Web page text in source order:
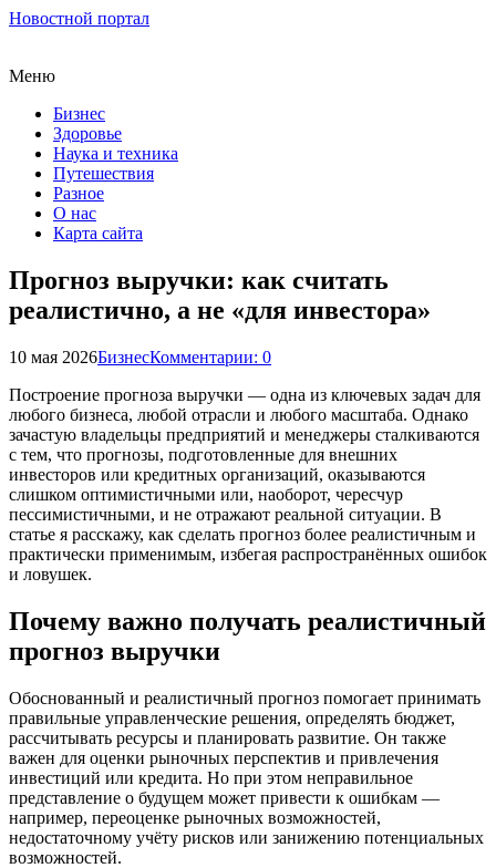
Новостной портал
Меню
Бизнес
Здоровье
Наука и техника
Путешествия
Разное
О нас
Карта сайта
Прогноз выручки: как считать
реалистично, а не «для инвестора»
10 мая 2026БизнесКомментарии: 0
Построение прогноза выручки — одна из ключевых задач для
любого бизнеса, любой отрасли и любого масштаба. Однако
зачастую владельцы предприятий и менеджеры сталкиваются
с тем, что прогнозы, подготовленные для внешних
инвесторов или кредитных организаций, оказываются
слишком оптимистичными или, наоборот, чересчур
пессимистичными, и не отражают реальной ситуации. В
статье я расскажу, как сделать прогноз более реалистичным и
практически применимым, избегая распространённых ошибок
и ловушек.
Почему важно получать реалистичный
прогноз выручки
Обоснованный и реалистичный прогноз помогает принимать
правильные управленческие решения, определять бюджет,
рассчитывать ресурсы и планировать развитие. Он также
важен для оценки рыночных перспектив и привлечения
инвестиций или кредита. Но при этом неправильное
представление о будущем может привести к ошибкам —
например, переоценке рыночных возможностей,
недостаточному учёту рисков или занижению потенциальных
возможностей.